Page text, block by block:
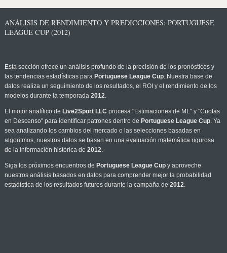
ANÁLISIS DE RENDIMIENTO Y PREDICCIONES: PORTUGUESE
LEAGUE CUP (2012)
Esta sección ofrece un análisis profundo de la precisión de los pronósticos y
las tendencias estadísticas para Portuguese League Cup. Nuestra base de
datos realiza un seguimiento de los resultados, el ROI y el rendimiento de los
modelos durante la temporada 2012.
El motor analítico de Live2Sport LLC procesa "Estimaciones de ML" y "Cuotas
en Descenso" para identificar patrones dentro de Portuguese League Cup. Ya
sea analizando los cambios del mercado o las selecciones basadas en
algoritmos, nuestros datos se basan en una evaluación matemática rigurosa
de la información histórica de 2012.
Siga los próximos encuentros de Portuguese League Cupy aproveche
nuestros análisis basados en datos para comprender mejor la probabilidad
estadística de los resultados futuros durante la campaña de 2012.